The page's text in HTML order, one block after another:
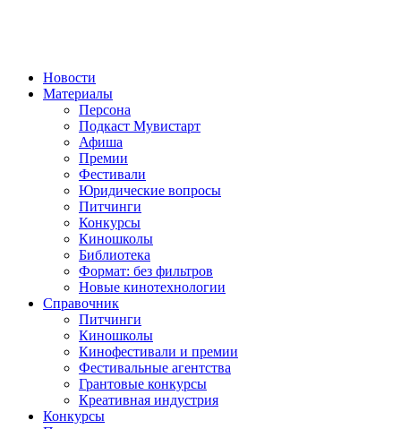
Новости
Материалы
Персона
Подкаст Мувистарт
Афиша
Премии
Фестивали
Юридические вопросы
Питчинги
Конкурсы
Киношколы
Библиотека
Формат: без фильтров
Новые кинотехнологии
Справочник
Питчинги
Киношколы
Кинофестивали и премии
Фестивальные агентства
Грантовые конкурсы
Креативная индустрия
Конкурсы